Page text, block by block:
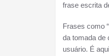
frase escrita
Frases como
da tomada de
usuário. É